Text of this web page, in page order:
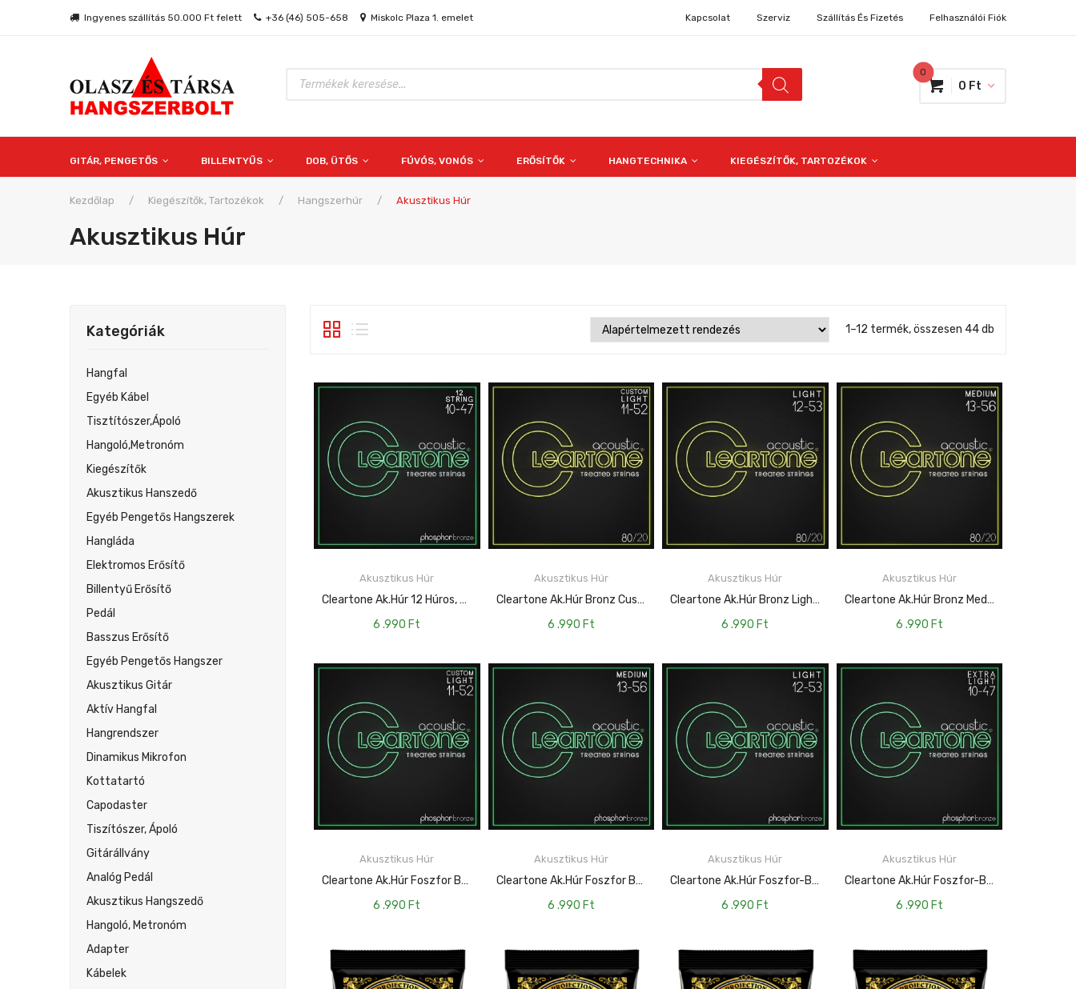
Ingyenes szállítás 50.000 Ft felett +36 (46) 505-658 Miskolc Plaza 1. emelet Kapcsolat Szerviz Szállítás És Fizetés Felhasználói Fiók
search
0
0 Ft
GITÁR, PENGETŐS BILLENTYŰS DOB, ÜTŐS FÚVÓS, VONÓS ERŐSÍTŐK HANGTECHNIKA KIEGÉSZÍTŐK, TARTOZÉKOK
Kezdőlap / Kiegészítők, Tartozékok / Hangszerhúr / Akusztikus Húr
Akusztikus Húr
Kategóriák
Hangfal
Egyéb Kábel
Tisztítószer,ápoló
Hangoló,metronóm
Kiegészítők
Akusztikus Hanszedő
Egyéb Pengetős Hangszerek
Hangláda
Elektromos Erősítő
Billentyű Erősítő
Pedál
Basszus Erősítő
Egyéb Pengetős Hangszer
Akusztikus Gitár
Aktív Hangfal
Hangrendszer
Dinamikus Mikrofon
Kottatartó
Capodaster
Tiszítószer, Ápoló
Gitárállvány
Analóg Pedál
Akusztikus Hangszedő
Hangoló, Metronóm
Adapter
Kábelek
1–12 termék, összesen 44 db
Akusztikus Húr
Cleartone Ak.húr 12 Húros, Foszfor-Bronz Ultra Light – 10-47 CT-7410-12
6 .990 Ft
KOSÁRBA TESZEM
Akusztikus Húr
Cleartone Ak.húr Bronz Custom Light – 11-52 CT-7611
6 .990 Ft
Akusztikus Húr
Cleartone Ak.húr Bronz Light – 12-53 CT-7612
6 .990 Ft
Akusztikus Húr
Cleartone Ak.húr Bronz Medium – 13-56 CT-7613
6 .990 Ft
Akusztikus Húr
Cleartone Ak.húr Foszfor Bronz Custom Light – 11-52 CT-7411
6 .990 Ft
Akusztikus Húr
Cleartone Ak.húr Foszfor Bronz Medium – 13-56 CT-7413
6 .990 Ft
Akusztikus Húr
Cleartone Ak.húr Foszfor-Bronz Light – 12-53 CT-7412
6 .990 Ft
Akusztikus Húr
Cleartone Ak.húr Foszfor-Bronz Ultra Light – 10-47 CT-7410
6 .990 Ft